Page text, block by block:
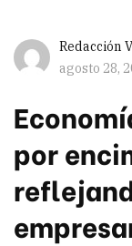
Redacción
agosto 28,
por